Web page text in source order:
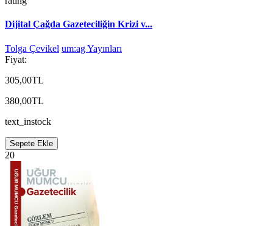
Dijital Çağda Gazeteciliğin Krizi v...
Tolga Çevikel um:ag Yayınları
Fiyat:
305,00TL
380,00TL
text_instock
Sepete Ekle
20